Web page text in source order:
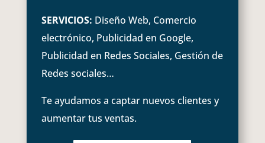
SERVICIOS: Diseño Web, Comercio
electrónico, Publicidad en Google,
Publicidad en Redes Sociales, Gestión de
Redes sociales…
Te ayudamos a captar nuevos clientes y
aumentar tus ventas.